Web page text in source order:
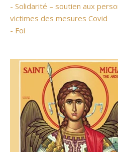
- Solidarité – soutien aux
victimes des mesures Covid
- Foi